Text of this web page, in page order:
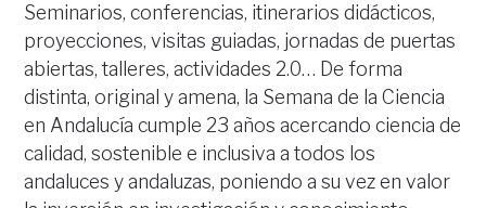
Seminarios, conferencias, itinerarios didácticos,
proyecciones, visitas guiadas, jornadas de puertas
abiertas, talleres, actividades 2.0… De forma
distinta, original y amena, la Semana de la Ciencia
en Andalucía cumple 23 años acercando ciencia de
calidad, sostenible e inclusiva a todos los
andaluces y andaluzas, poniendo a su vez en valor